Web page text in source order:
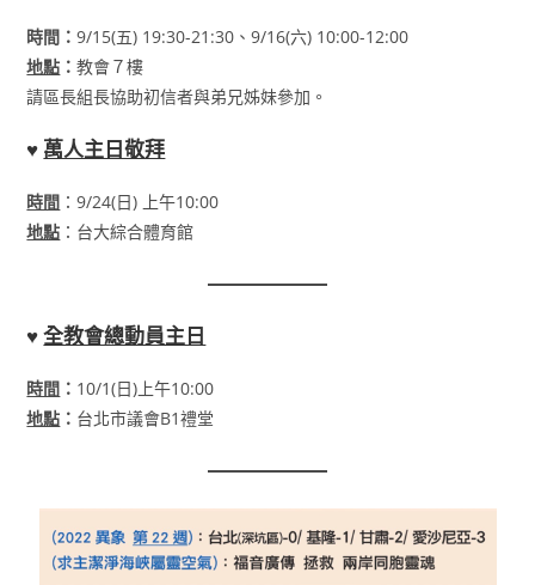
時間：9/15(五) 19:30-21:30、9/16(六) 10:00-12:00
地點 ：教會７樓
請區長組長協助初信者與弟兄姊妹參加。
♥ 萬人主日敬拜
時間 ：9/24(日) 上午10:00
地點 ：台大綜合體育館
♥全教會總動員主日
時間 ： 10/1(日)上午10:00
地點 ： 台北市議會B1禮堂